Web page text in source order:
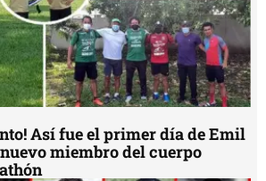
Así fue el primer día de Emil
miembro del cuerpo